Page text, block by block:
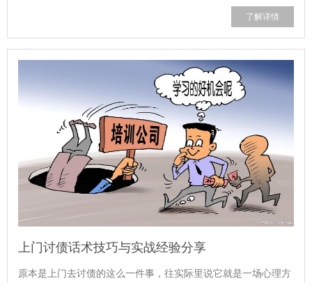
了解详情
上门讨债话术技巧与实战经验分享
原本是上门去讨债的这么一件事，往实际里说它就是一场心理方